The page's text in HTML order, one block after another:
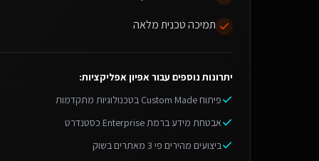
תמיכה טכנית מלאה
יתרונות נוספים עבור אפיון אפליקציות:
פיתוח Custom Made בטכנולוגיות מתקדמות
אבטחת מידע ברמת Enterprise כסטנדרט
ביצועים מהירים פי 3 מאתרים בשוק